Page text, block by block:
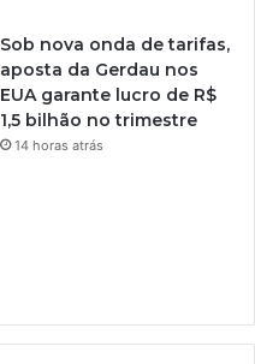
Sob nova onda de tarifas,
aposta da Gerdau nos
EUA garante lucro de R$
1,5 bilhão no trimestre
14 horas atrás